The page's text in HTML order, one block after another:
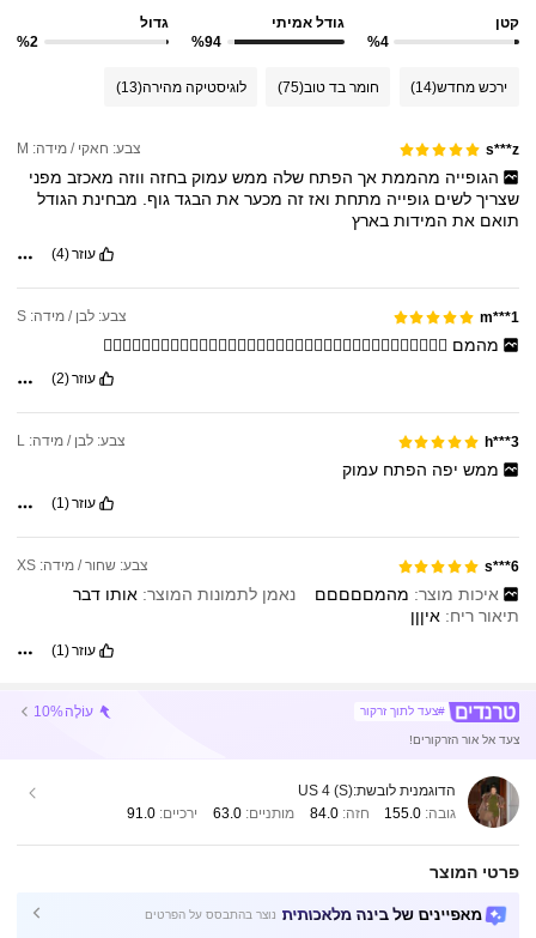
קטן
%4
גודל אמיתי
%94
גדול
%2
ירכש מחדש(14) חומר בד טוב(75) לוגיסטיקה מהירה(13)
s***z צבע: חאקי / מידה: M
הגופייה מהממת אך הפתח שלה ממש עמוק בחזה ווזה מאכזב מפני
שצריךלשיםגופייה מתחת ואזזה מכעראת הבגדגוף. מבחינת הגודל
תואםאת המידותבארץ
עוזר(4)
m***1 צבע: לבן / מידה: S
מהמם 👍🏻👍🏻👍🏻👍🏻👍🏻👍🏻👍🏻👍🏻👍🏻👍🏻👍🏻👍🏻👍🏻👍🏻👍🏻👍🏻👍🏻👍🏻
עוזר(2)
h***3 צבע: לבן / מידה: L
ממש יפה הפתח עמוק
עוזר(1)
s***6 צבע: שחור / מידה: XS
איכות מוצר: מהמםםםםם נאמן לתמונות המוצר: אותו דבר
תיאור ריח:איןןן
עוזר(1)
#צעד לתוך זרקור עוֹלֶה10%
צעד אל אור הזרקורים!
הדוגמנית לובשת:US 4 (S)
גובה: 155.0 חזה:84.0 מותניים: 63.0 ירכיים: 91.0
פרטי המוצר
מאפיינים של בינה מלאכותית נוצר בהתבסס על הפרטים